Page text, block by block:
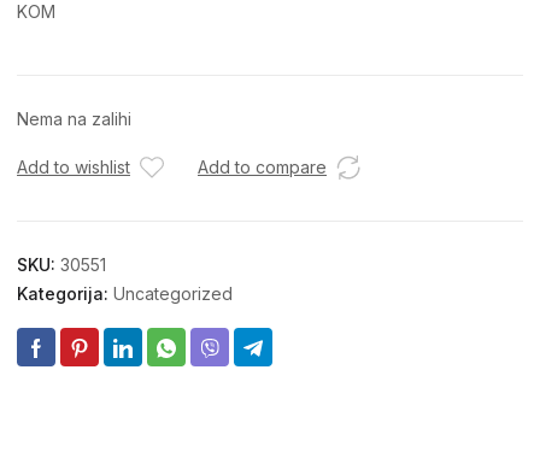
KOM
Nema na zalihi
Add to wishlist Add to compare
SKU: 30551
Kategorija: Uncategorized